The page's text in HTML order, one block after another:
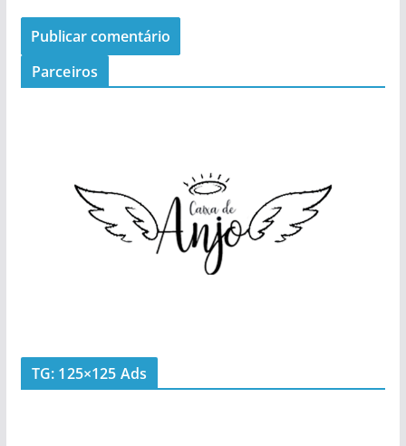
Parceiros
TG: 125×125 Ads